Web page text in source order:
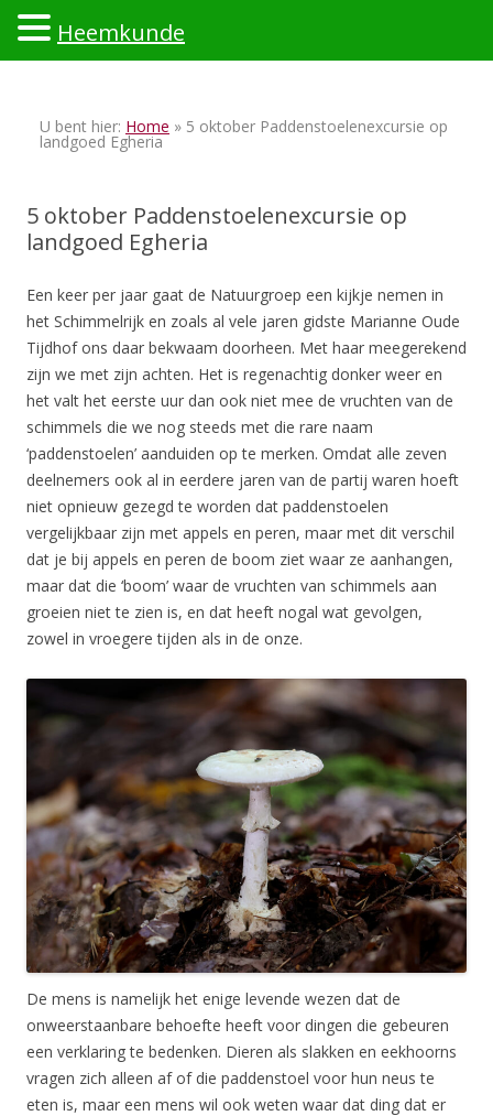
U bent hier: Home » 5 oktober Paddenstoelenexcursie op
landgoed Egheria
5 oktober Paddenstoelenexcursie op
landgoed Egheria
Een keer per jaar gaat de Natuurgroep een kijkje nemen in
het Schimmelrijk en zoals al vele jaren gidste Marianne Oude
Tijdhof ons daar bekwaam doorheen. Met haar meegerekend
zijn we met zijn achten. Het is regenachtig donker weer en
het valt het eerste uur dan ook niet mee de vruchten van de
schimmels die we nog steeds met die rare naam
‘paddenstoelen’ aanduiden op te merken. Omdat alle zeven
deelnemers ook al in eerdere jaren van de partij waren hoeft
niet opnieuw gezegd te worden dat paddenstoelen
vergelijkbaar zijn met appels en peren, maar met dit verschil
dat je bij appels en peren de boom ziet waar ze aanhangen,
maar dat die ‘boom’ waar de vruchten van schimmels aan
groeien niet te zien is, en dat heeft nogal wat gevolgen,
zowel in vroegere tijden als in de onze.
De mens is namelijk het enige levende wezen dat de
onweerstaanbare behoefte heeft voor dingen die gebeuren
een verklaring te bedenken. Dieren als slakken en eekhoorns
vragen zich alleen af of die paddenstoel voor hun neus te
eten is, maar een mens wil ook weten waar dat ding dat er
Heemkunde